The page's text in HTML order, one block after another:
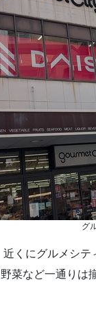
グ
くにグルメシ
菜など一通りは